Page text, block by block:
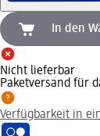
In den
Nicht lieferbar
Paketversand für
Verfügbarkeit in